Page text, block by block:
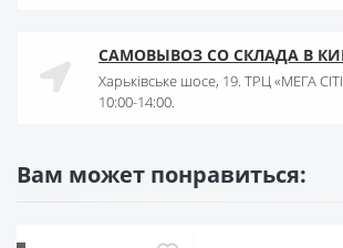
САМОВЫВОЗ СО СКЛАДА В
Харьківське шосе, 19. ТРЦ «МЕГА
10:00-14:00.
Вам может понравиться: